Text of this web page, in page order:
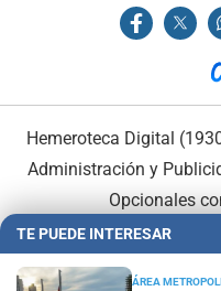
Hemeroteca Digital
Administración y
Opcionales
TE PUEDE INTERESAR
ÁREA